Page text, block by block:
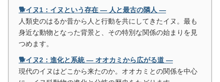
🐕イヌ1：イヌという存在 ― 人と最古の隣人 ―
人類史のはるか昔から人と行動を共にしてきたイヌ。最も
身近な動物となった背景と、その特別な関係の始まりを見
つめます。
🐕イヌ2：進化と系統 ― オオカミから広がる道 ―
現代のイヌはどこから来たのか。オオカミとの関係を中心